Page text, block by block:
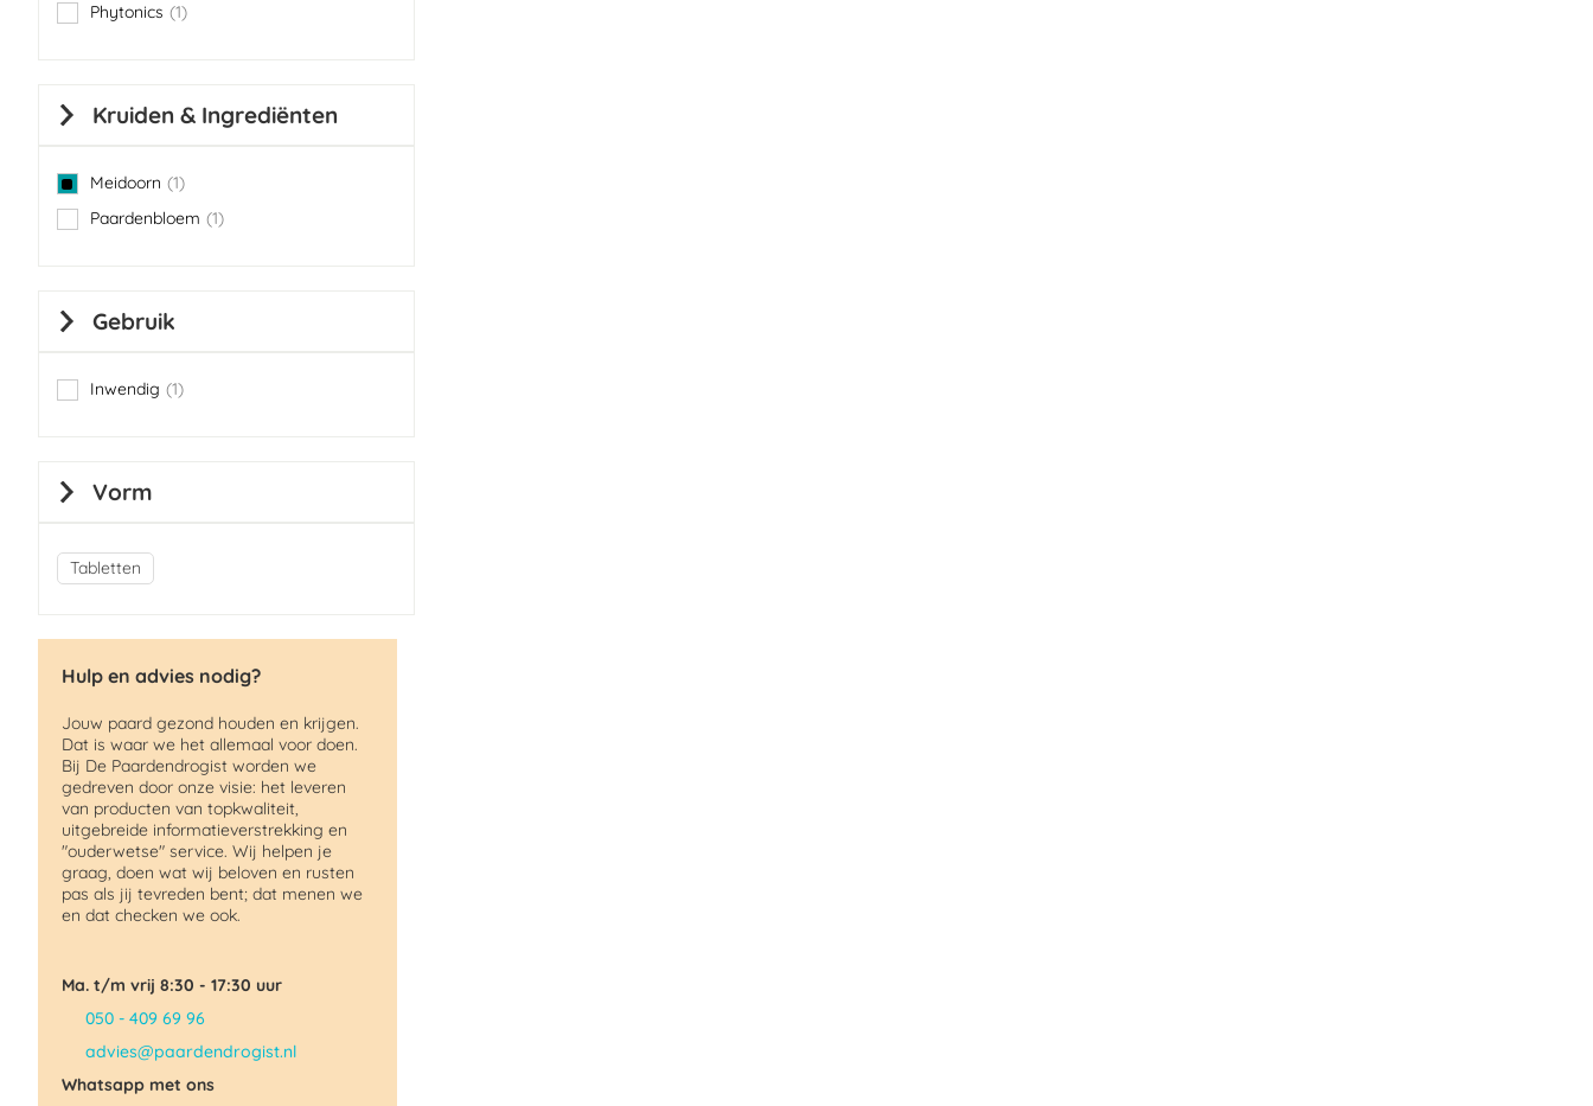
Phytonics 1
item
Kruiden & Ingrediënten
Meidoorn 1
item
Paardenbloem
1
item
Gebruik
Inwendig 1
item
Vorm
Tabletten
Hulp en advies nodig?
Jouw paard gezond houden en krijgen.
Dat is waar we het allemaal voor doen.
Bij De Paardendrogist worden we
gedreven door onze visie: het leveren
van producten van topkwaliteit,
uitgebreide informatieverstrekking en
"ouderwetse" service. Wij helpen je
graag, doen wat wij beloven en rusten
pas als jij tevreden bent; dat menen we
en dat checken we ook.
Ma. t/m vrij 8:30 - 17:30 uur
050 - 409 69 96
advies@paardendrogist.nl
Whatsapp met ons